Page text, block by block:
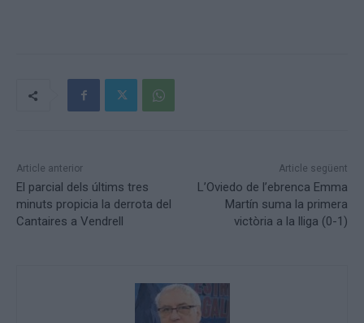
Article anterior
El parcial dels últims tres
minuts propicia la derrota del
Cantaires a Vendrell
Article següent
L’Oviedo de l’ebrenca Emma
Martín suma la primera
victòria a la lliga (0-1)